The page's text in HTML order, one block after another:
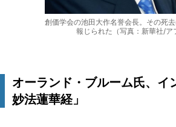
創価学会の池田大作名誉会長。その死
報じられた（写真：新華社/ア
オーランド・ブルーム氏、イ
妙法蓮華経」